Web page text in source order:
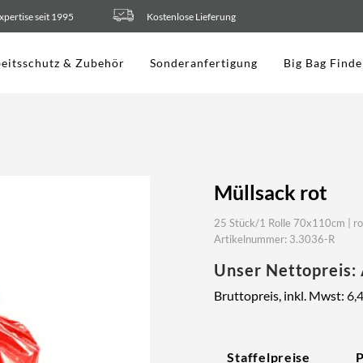
seit 1995 Kostenlose Lieferung
& Zubehör Sonderanfertigung Big Bag
Müllsack rot
25 Stück/1 Rolle 70x110cm |
Artikelnummer: 3.3036-R
Unser Nettopreis:
Bruttopreis, inkl. Mwst:
Staffelpreise